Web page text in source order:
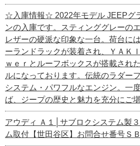
☆入庫情報☆ 2022年モデル JEEPグ
ンの入庫です。スティンググレーの
レザーの硬派な印象な一台。荷台に
ーランドラックが装着され、ＹＡＫ
ｗｅｒとルーフボックスが搭載され
ルになっております。伝統のラダー
システム・パワフルなエンジン。一
ば、ジープの歴史と魅力を充分にご
アウディ Ａ１│サブロクシステム製
ム取付【世田谷区】お問合せ番号Ｓ